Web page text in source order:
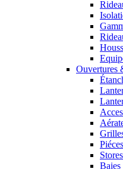
Ouvertures
Baies